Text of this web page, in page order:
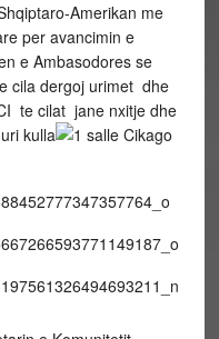
Amerikan me
per avancimin e
e Ambasodores se
cila dergoj urimet dhe
te cilat jane nxitje dhe